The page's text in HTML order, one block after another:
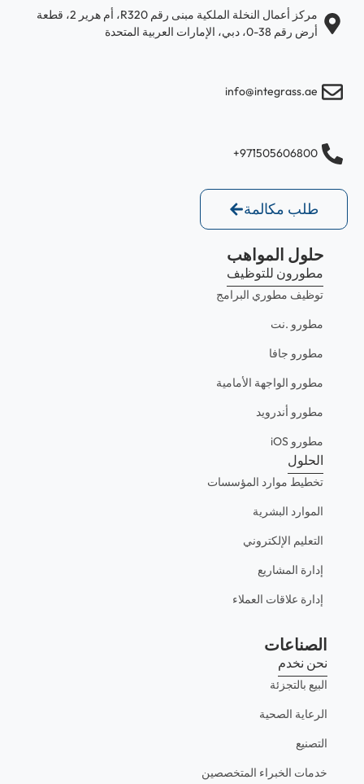
مركز أعمال النخلة الملكية مبنى رقم R320، أم هرير 2، قطعة
أرض رقم 38-0، دبي، الإمارات العربية المتحدة
info@integrass.ae
971505606800+
طلب مكالمة
حلول المواهب
مطورون للتوظيف
توظيف مطوري البرامج
مطورو .نت
مطورو جافا
مطورو الواجهة الأمامية
مطورو أندرويد
مطورو iOS
الحلول
تخطيط موارد المؤسسات
الموارد البشرية
التعليم الإلكتروني
إدارة المشاريع
إدارة علاقات العملاء
الصناعات
نحن نخدم
البيع بالتجزئة
الرعاية الصحية
التصنيع
خدمات الخبراء المتخصصين